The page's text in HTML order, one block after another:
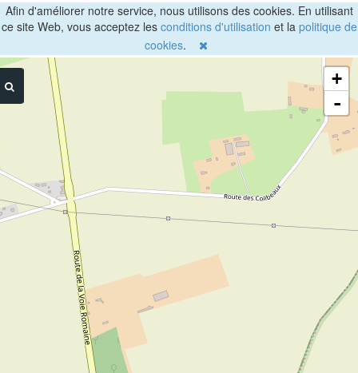
Afin d'améliorer notre service, nous utilisons des cookies. En utilisant
ce site Web, vous acceptez les conditions d'utilisation et la politique de
cookies.
+
-